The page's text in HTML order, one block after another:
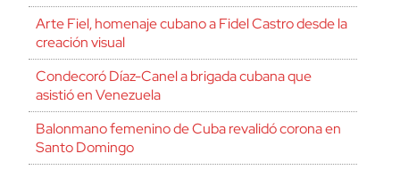
Arte Fiel, homenaje cubano a Fidel Castro desde la
creación visual
Condecoró Díaz-Canel a brigada cubana que
asistió en Venezuela
Balonmano femenino de Cuba revalidó corona en
Santo Domingo